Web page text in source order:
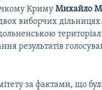
КримуМихайло
виборчих
результатів
за фактами, що